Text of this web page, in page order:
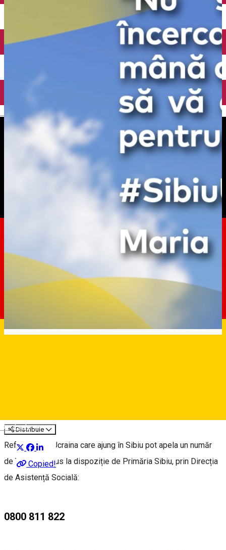
DeutschDistribuie
Copied!
Refugiații din Ucraina care ajung în Sibiu pot apela un număr
de TelVerde, pus la dispoziție de Primăria Sibiu, prin Direcția
de Asistență Socială:
0800 811 822